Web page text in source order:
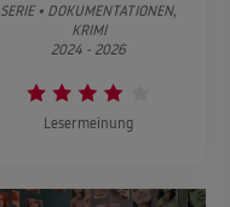
SERIE • DOKUMENTATIONEN,
KRIMI
2024 - 2026
Lesermeinung